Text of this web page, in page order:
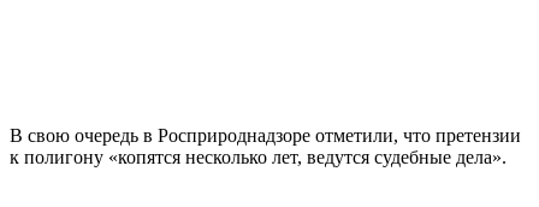
В свою очередь в Росприроднадзоре отметили, что претензии
к полигону «копятся несколько лет, ведутся судебные дела».